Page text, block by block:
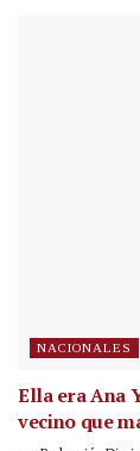
NACIONALES
Ella era Ana
vecino que